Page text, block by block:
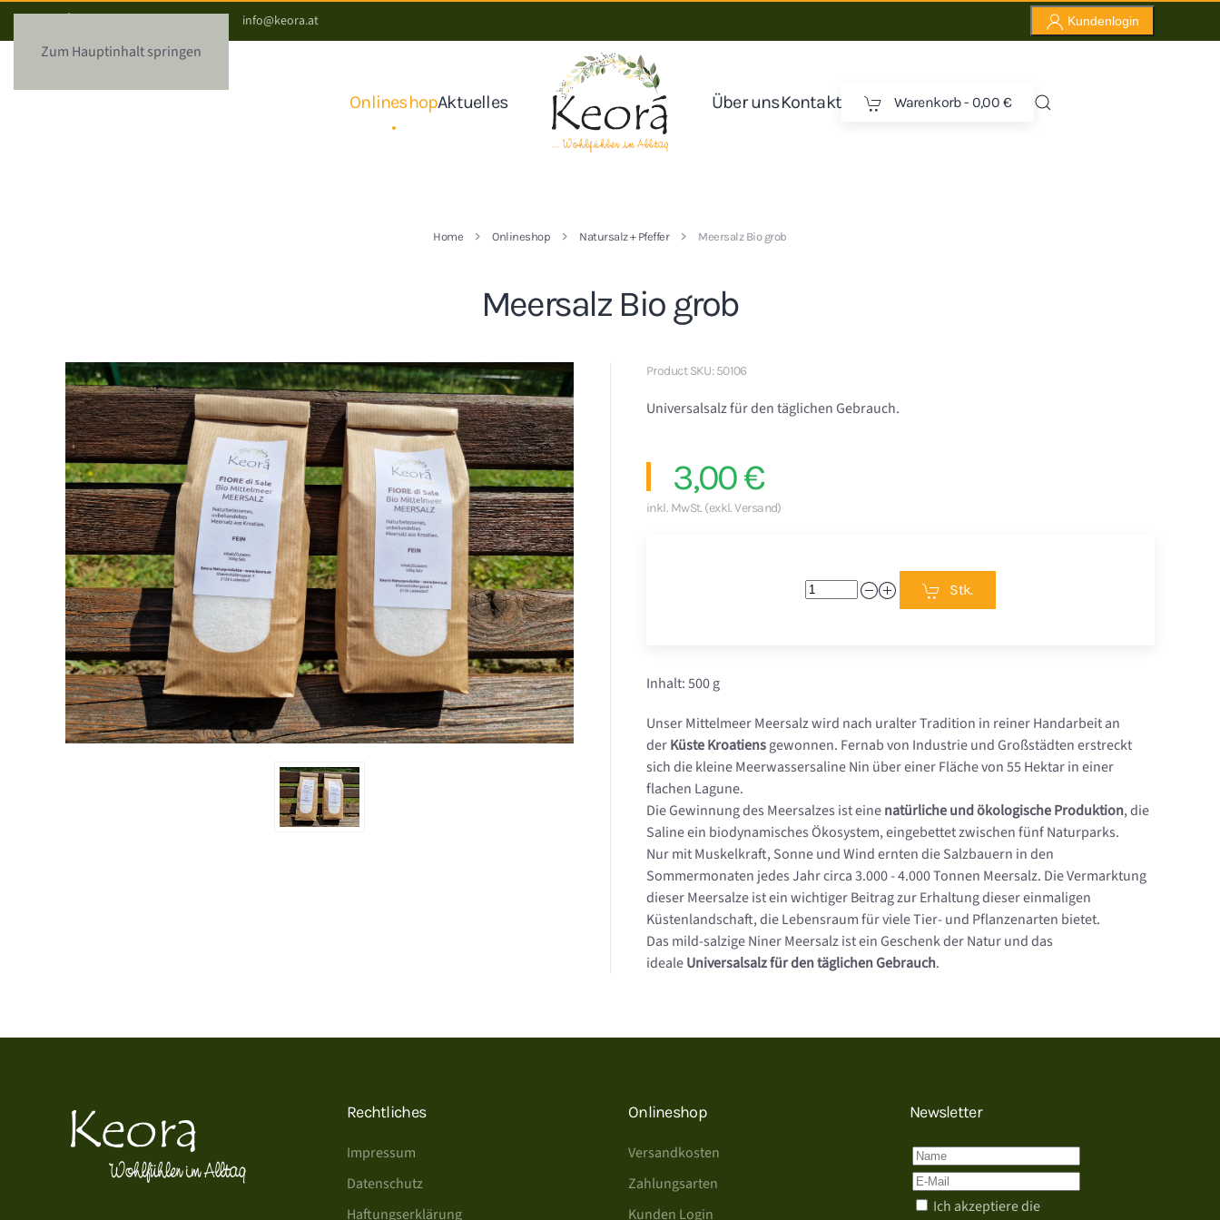
Zum Hauptinhalt springen
info@keora.at Kundenlogin
OnlineshopAktuelles Über unsKontakt Warenkorb - 0,00 €
Home Onlineshop Natursalz + Pfeffer Meersalz Bio grob
Meersalz Bio grob
Product SKU: 50106
Universalsalz für den täglichen Gebrauch.
3,00 €
inkl. MwSt. (exkl. Versand)
Stk.
Inhalt: 500 g
Unser Mittelmeer Meersalz wird nach uralter Tradition in reiner Handarbeit an
derKüste Kroatiensgewonnen. Fernab von Industrie und Großstädten erstreckt
sich die kleine Meerwassersaline Nin über einer Fläche von 55 Hektar in einer
flachen Lagune.
Die Gewinnung des Meersalzes ist einenatürliche und ökologische Produktion, die
Saline ein biodynamisches Ökosystem, eingebettet zwischen fünf Naturparks.
Nur mit Muskelkraft, Sonne und Wind ernten die Salzbauern in den
Sommermonaten jedes Jahr circa 3.000 - 4.000 Tonnen Meersalz. Die Vermarktung
dieser Meersalze ist ein wichtiger Beitrag zur Erhaltung dieser einmaligen
Küstenlandschaft, die Lebensraum für viele Tier- und Pflanzenarten bietet.
Das mild-salzige Niner Meersalz ist ein Geschenk der Natur und das
idealeUniversalsalz für den täglichen Gebrauch.
Rechtliches
Impressum
Datenschutz
Haftungserklärung
Onlineshop
Versandkosten
Zahlungsarten
Kunden Login
Newsletter
Ich akzeptiere die